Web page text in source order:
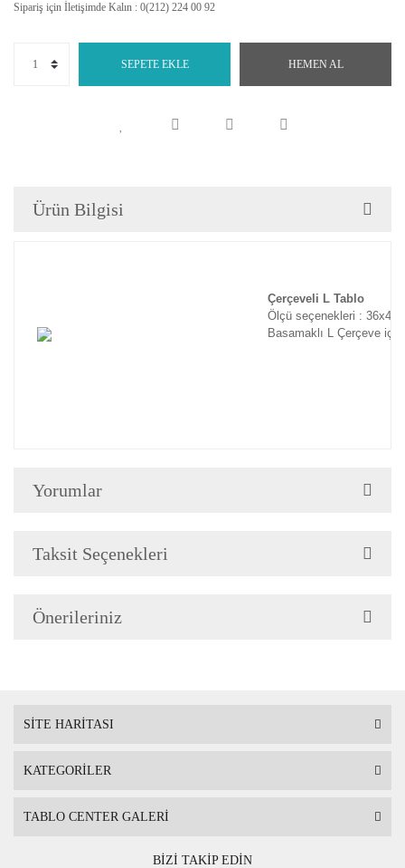
Sipariş için İletişimde Kalın : 0(212) 224 00 92
SEPETE EKLE HEMEN AL
Ürün Bilgisi
Çerçeveli L Tablo
Ölçü seçenekleri :
Basamaklı L Çerçeve
Nakliye sırasında hasar
Yorumlar
Taksit Seçenekleri
Önerileriniz
SİTE HARİTASI
KATEGORİLER
TABLO CENTER GALERİ
BİZİ TAKİP EDİN